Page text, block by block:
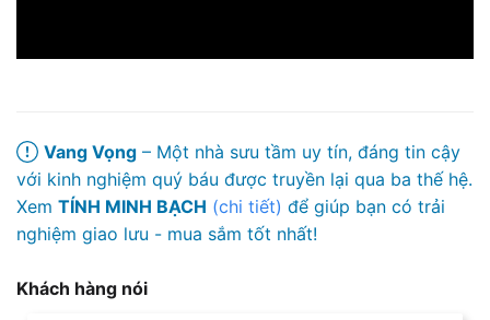
Vang Vọng – Một nhà sưu tầm uy tín, đáng tin cậy
với kinh nghiệm quý báu được truyền lại qua ba thế hệ.
Xem TÍNH MINH BẠCH (chi tiết) để giúp bạn có trải
nghiệm giao lưu - mua sắm tốt nhất!
Khách hàng nói